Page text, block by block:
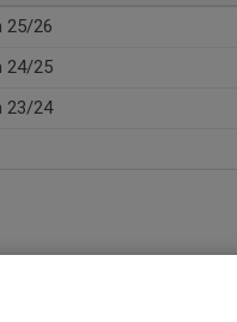
25/26
24/25
23/24